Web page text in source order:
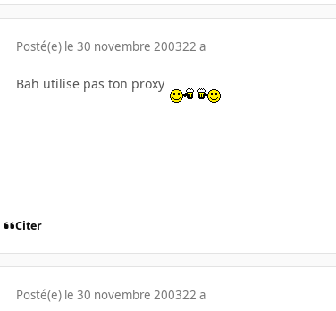
Posté(e) le 30 novembre 200322 a
Bah utilise pas ton proxy
Citer
Posté(e) le 30 novembre 200322 a